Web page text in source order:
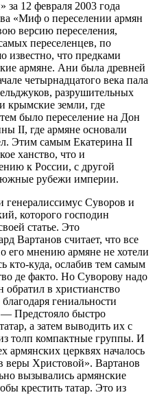
за 12 февраля 2003 года
«Миф о переселении армян
версию переселения,
переселенцев, по
известно, что предками
армяне. Ани была древней
четырнадцатого века пала
разрушительных
крымские земли, где
было переселение на Дон
II, где армяне основали
Этим самым Екатерина II
ханство, что и
к России, с другой
рубежи империи.
генералиссимус Суворов и
которого господин
статье. Это
Вартанов считает, что все
его мнению армяне не хотели
кто-куда, ослабив тем самым
де факто. Но Суворову надо
обратил в христианство
гениальности
Предстояло быстро
а затем выводить их с
толп компактные группы. И
армянских церквях началось
Христовой». Вартанов
вызывались армянские
крестить татар. Это из